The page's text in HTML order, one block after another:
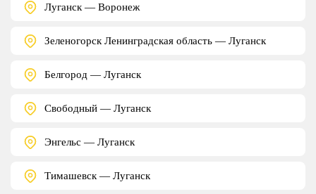
Луганск — Воронеж
Зеленогорск Ленинградская область — Луганск
Белгород — Луганск
Свободный — Луганск
Энгельс — Луганск
Тимашевск — Луганск